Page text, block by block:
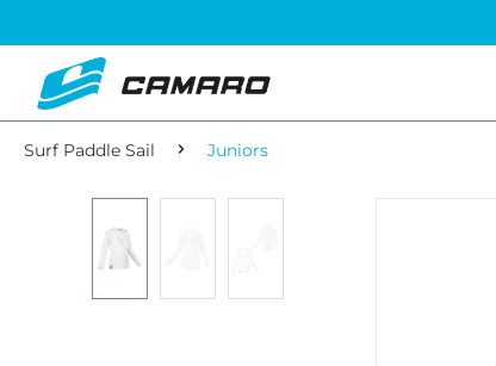
Surf Paddle Sail Juniors